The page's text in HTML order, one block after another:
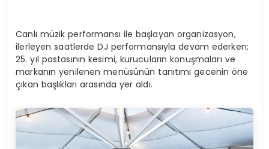
Canlı müzik performansı ile başlayan organizasyon,
ilerleyen saatlerde DJ performansıyla devam ederken;
25. yıl pastasının kesimi, kurucuların konuşmaları ve
markanın yenilenen menüsünün tanıtımı gecenin öne
çıkan başlıkları arasında yer aldı.